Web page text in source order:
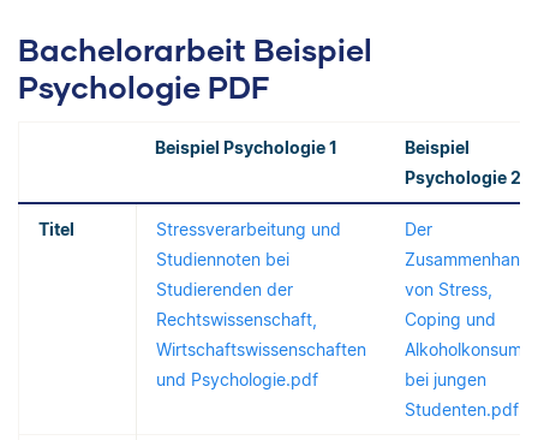
Bachelorarbeit Beispiel
Psychologie PDF
Beispiel Psychologie 1
Beispiel
Psychologie 2
Titel
Stressverarbeitung und
Studiennoten bei
Studierenden der
Rechtswissenschaft,
Wirtschaftswissenschaften
und Psychologie.pdf
Der
Zusammenhang
von Stress,
Coping und
Alkoholkonsum
bei jungen
Studenten.pdf